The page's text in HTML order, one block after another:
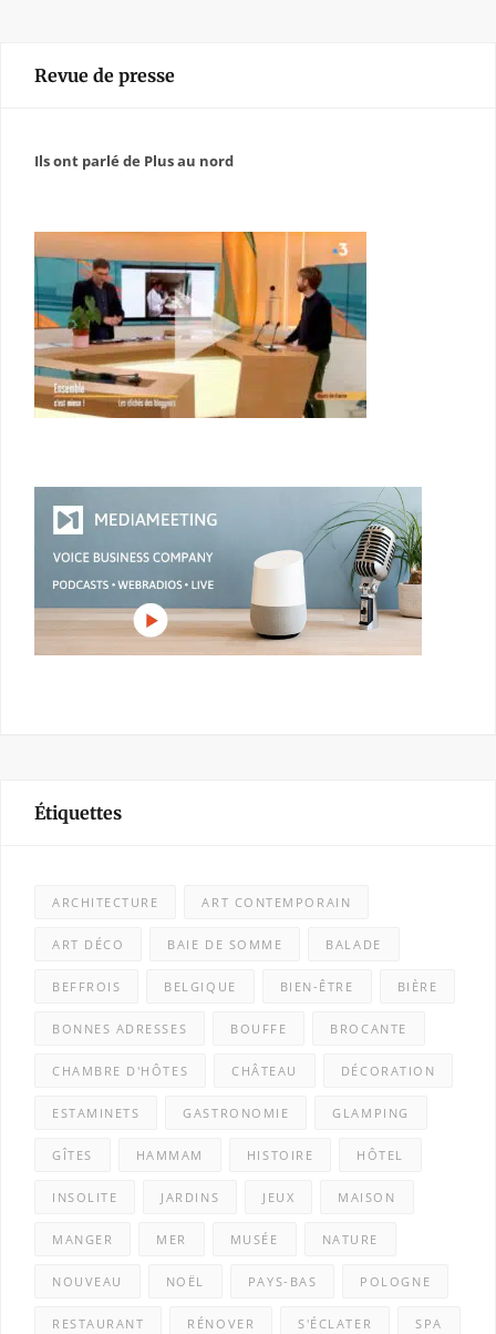
Revue de presse
Ils ont parlé de Plus au nord
Étiquettes
ARCHITECTURE ART CONTEMPORAIN
ART DÉCO BAIE DE SOMME BALADE
BEFFROIS BELGIQUE BIEN-ÊTRE BIÈRE
BONNES ADRESSES BOUFFE BROCANTE
CHAMBRE D'HÔTES CHÂTEAU DÉCORATION
ESTAMINETS GASTRONOMIE GLAMPING
GÎTES HAMMAM HISTOIRE HÔTEL
INSOLITE JARDINS JEUX MAISON
MANGER MER MUSÉE NATURE
NOUVEAU NOËL PAYS-BAS POLOGNE
RESTAURANT RÉNOVER S'ÉCLATER SPA